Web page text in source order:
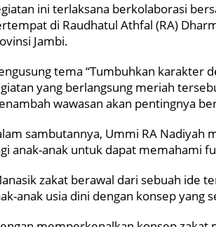
ini terlaksana berkolaborasi
di Raudhatul Athfal (RA)
Jambi.
tema “Tumbuhkan karakter
yang berlangsung meriah
wawasan akan pentingnya
sambutannya, Ummi RA Nadiyah
anak-anak untuk dapat memahami
zakat berawal dari sebuah ide
anak usia dini dengan konsep yang